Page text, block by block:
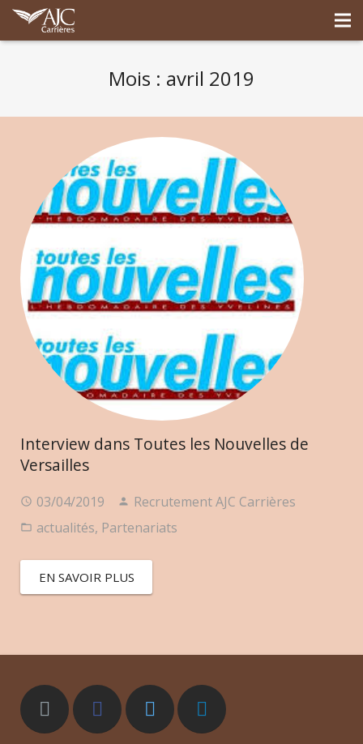
Mois : avril 2019
Interview dans Toutes les Nouvelles de
Versailles
03/04/2019
Recrutement AJC Carrières
actualités, Partenariats
EN SAVOIR PLUS